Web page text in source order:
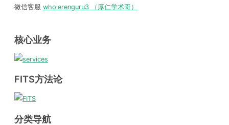
微信客服 wholerenguru3 （厚仁学术哥）
核心业务
FITS方法论
分类导航